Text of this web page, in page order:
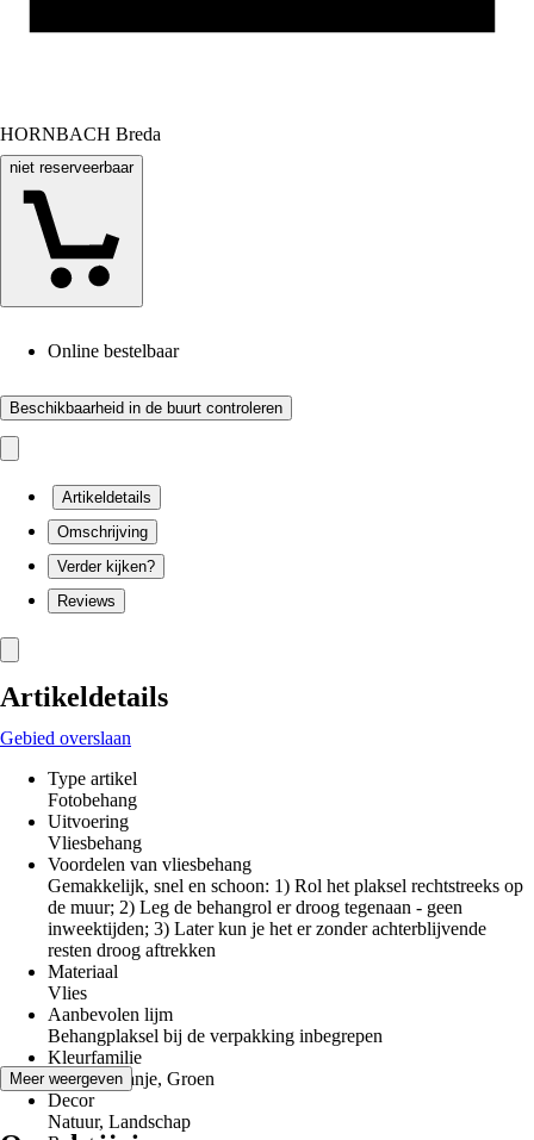
HORNBACH Breda
niet reserveerbaar
Online bestelbaar
Beschikbaarheid in de buurt controleren
Artikeldetails
Omschrijving
Verder kijken?
Reviews
Artikeldetails
Gebied overslaan
Type artikel
Fotobehang
Uitvoering
Vliesbehang
Voordelen van vliesbehang
Gemakkelijk, snel en schoon: 1) Rol het plaksel rechtstreeks op
de muur; 2) Leg de behangrol er droog tegenaan - geen
inweektijden; 3) Later kun je het er zonder achterblijvende
resten droog aftrekken
Materiaal
Vlies
Aanbevolen lijm
Behangplaksel bij de verpakking inbegrepen
Kleurfamilie
Blauw, Oranje, Groen
Decor
Natuur, Landschap
Meer weergeven